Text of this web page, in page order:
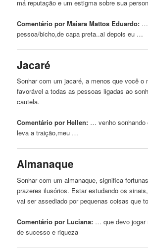
má reputação e um estigma sobre sua
Comentário por Maiara Mattos Eduardo: …
pessoa/bicho,de capa preta..ai depois eu …
Jacaré
Sonharcom um jacaré, a menos que você o
favorável a todas as pessoas ligadas ao
cautela.
Comentário por Hellen: … venho sonhando
leva a traição,meu …
Almanaque
Sonharcom um almanaque, significa
prazeres ilusórios. Estar estudando os
vai ser assediado por pequenas coisas que
Comentário por Luciana: … que devo
de sucesso e riqueza